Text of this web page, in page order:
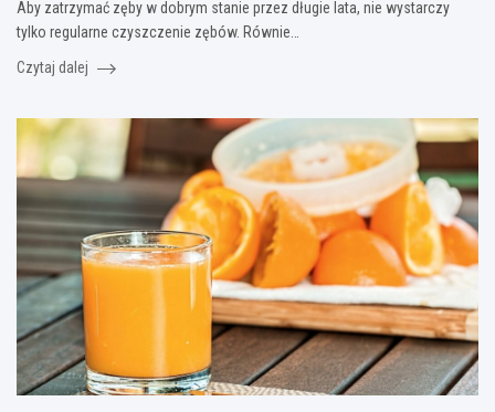
Aby zatrzymać zęby w dobrym stanie przez długie lata, nie wystarczy
tylko regularne czyszczenie zębów. Równie…
Czytaj dalej